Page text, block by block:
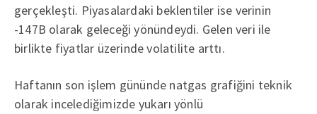
gerçekleşti. Piyasalardaki beklentiler ise verinin
-147B olarak geleceği yönündeydi. Gelen veri ile
birlikte fiyatlar üzerinde volatilite arttı.
Haftanın son işlem gününde natgas grafiğini teknik
olarak incelediğimizde yukarı yönlü